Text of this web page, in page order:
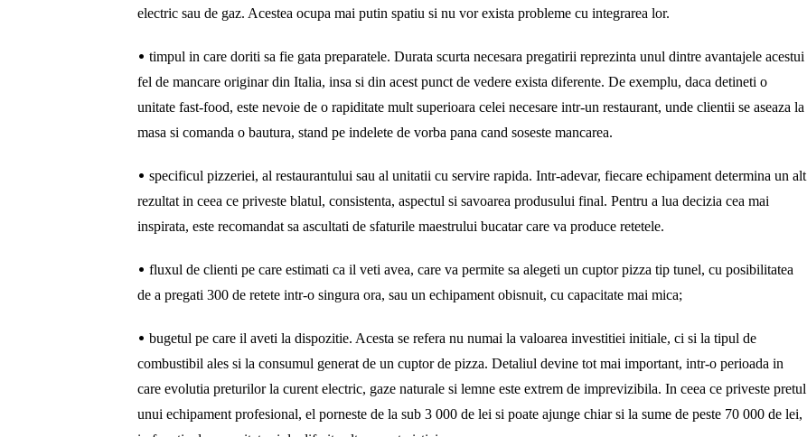
electric sau de gaz. Acestea ocupa mai putin spatiu si nu vor exista probleme cu integrarea lor.
• timpul in care doriti sa fie gata preparatele. Durata scurta necesara pregatirii reprezinta unul dintre avantajele acestui
fel de mancare originar din Italia, insa si din acest punct de vedere exista diferente. De exemplu, daca detineti o
unitate fast-food, este nevoie de o rapiditate mult superioara celei necesare intr-un restaurant, unde clientii se aseaza la
masa si comanda o bautura, stand pe indelete de vorba pana cand soseste mancarea.
• specificul pizzeriei, al restaurantului sau al unitatii cu servire rapida. Intr-adevar, fiecare echipament determina un alt
rezultat in ceea ce priveste blatul, consistenta, aspectul si savoarea produsului final. Pentru a lua decizia cea mai
inspirata, este recomandat sa ascultati de sfaturile maestrului bucatar care va produce retetele.
• fluxul de clienti pe care estimati ca il veti avea, care va permite sa alegeti un cuptor pizza tip tunel, cu posibilitatea
de a pregati 300 de retete intr-o singura ora, sau un echipament obisnuit, cu capacitate mai mica;
• bugetul pe care il aveti la dispozitie. Acesta se refera nu numai la valoarea investitiei initiale, ci si la tipul de
combustibil ales si la consumul generat de un cuptor de pizza. Detaliul devine tot mai important, intr-o perioada in
care evolutia preturilor la curent electric, gaze naturale si lemne este extrem de imprevizibila. In ceea ce priveste pretul
unui echipament profesional, el porneste de la sub 3 000 de lei si poate ajunge chiar si la sume de peste 70 000 de lei,